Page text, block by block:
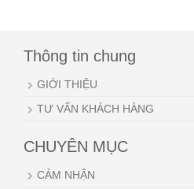
Thông tin chung
GIỚI THIỆU
TƯ VẤN KHÁCH HÀNG
CHUYÊN MỤC
CẢM NHẬN